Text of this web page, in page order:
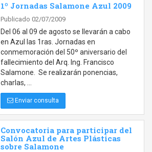
1º Jornadas Salamone Azul 2009
Publicado 02/07/2009
Del 06 al 09 de agosto se llevarán a cabo
en Azul las 1ras. Jornadas en
conmemoración del 50º aniversario del
fallecimiento del Arq. Ing. Francisco
Salamone. Se realizarán ponencias,
charlas, …
Enviar consulta
Convocatoria para participar del
Salón Azul de Artes Plásticas
sobre Salamone